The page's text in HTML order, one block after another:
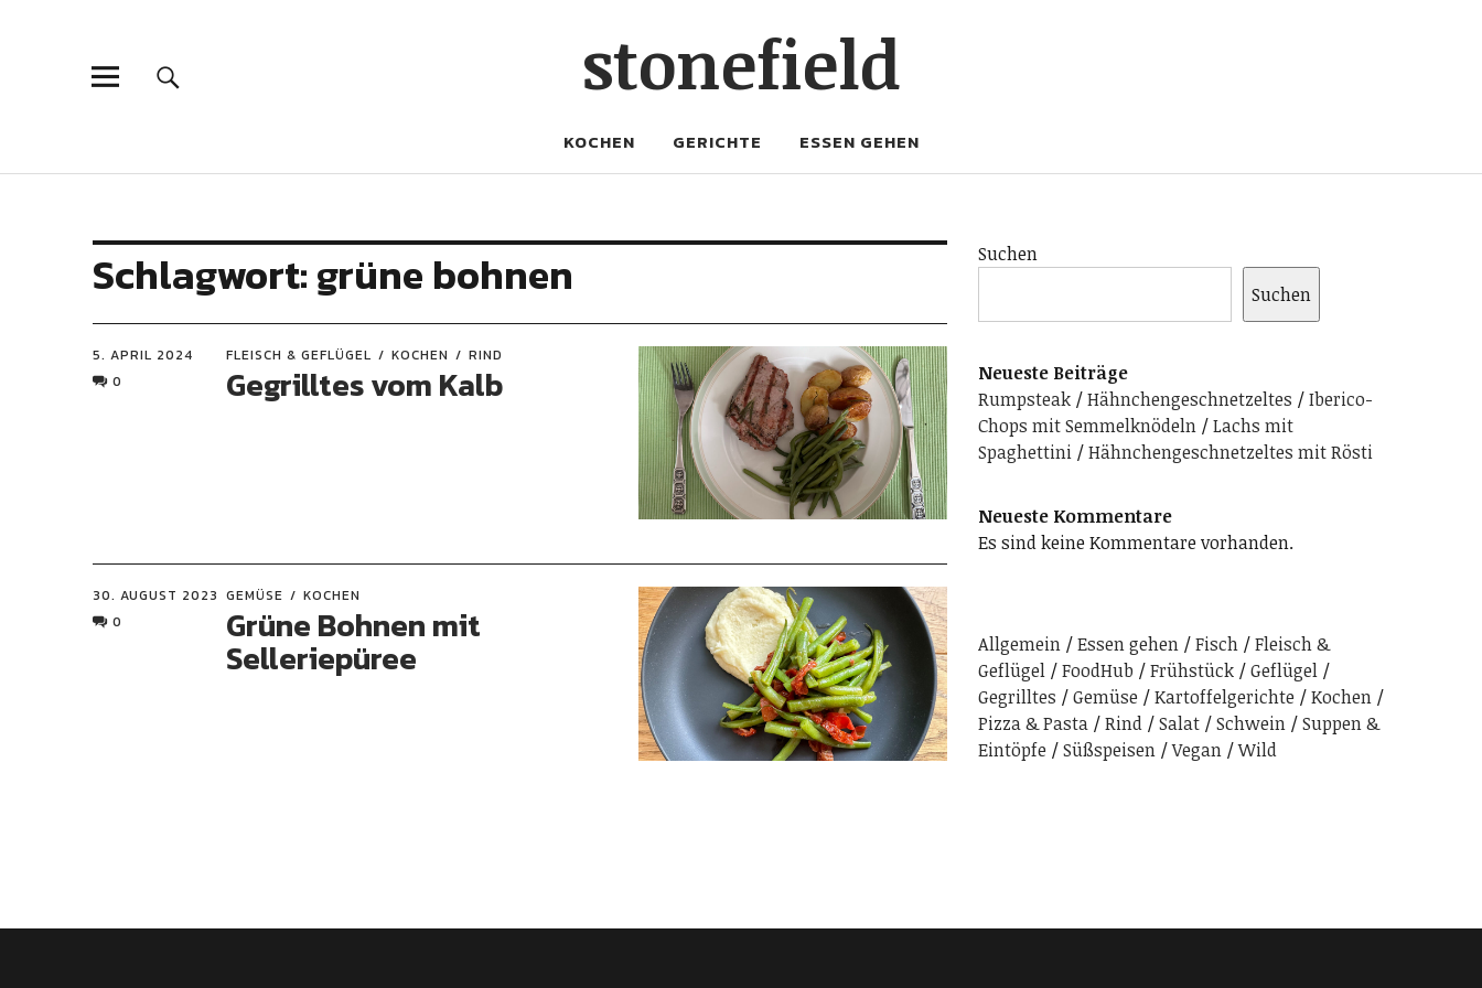
stonefield
KOCHEN GERICHTE ESSEN GEHEN
Schlagwort:grüne bohnen
5. APRIL 2024
0
FLEISCH & GEFLÜGEL KOCHEN RIND
Gegrilltes vom Kalb
30. AUGUST 2023
0
GEMÜSE KOCHEN
Grüne Bohnen mit
Selleriepüree
Suchen
Suchen
Neueste Beiträge
Rumpsteak
Hähnchengeschnetzeltes
Iberico-
Chops mit Semmelknödeln
Lachs mit
Spaghettini
Hähnchengeschnetzeltes mit Rösti
Neueste Kommentare
Es sind keine Kommentare vorhanden.
Allgemein Essen gehen Fisch
Fleisch &
Geflügel
FoodHub Frühstück
Geflügel
Gegrilltes
Gemüse Kartoffelgerichte
Kochen
Pizza & Pasta
Rind Salat Schwein
Suppen &
Eintöpfe
Süßspeisen Vegan Wild